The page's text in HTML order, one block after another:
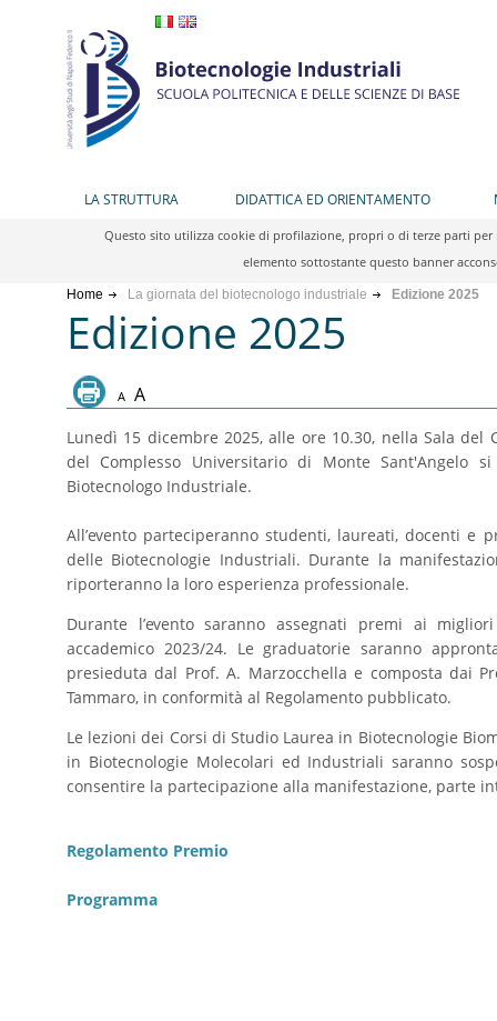
LA STRUTTURA DIDATTICA ED ORIENTAMENTO
Questo sito utilizza cookie di profilazione, propri o di terze parti
elemento sottostante questo banner
Home La giornata del biotecnologo industriale Edizione 2025
Edizione 2025
A A
Lunedì 15 dicembre 2025, alle ore 10.30, nella Sala del
del Complesso Universitario di Monte Sant'Angelo
Biotecnologo Industriale.
All’evento parteciperanno studenti, laureati, docenti e
delle Biotecnologie Industriali. Durante la
riporteranno la loro esperienza professionale.
Durante l’evento saranno assegnati premi ai
accademico 2023/24. Le graduatorie saranno
presieduta dal Prof. A. Marzocchella e composta dai
Tammaro, in conformità al Regolamento pubblicato.
Le lezioni dei Corsi di Studio Laurea in Biotecnologie
in Biotecnologie Molecolari ed Industriali saranno
consentire la partecipazione alla manifestazione, parte
Regolamento Premio
Programma